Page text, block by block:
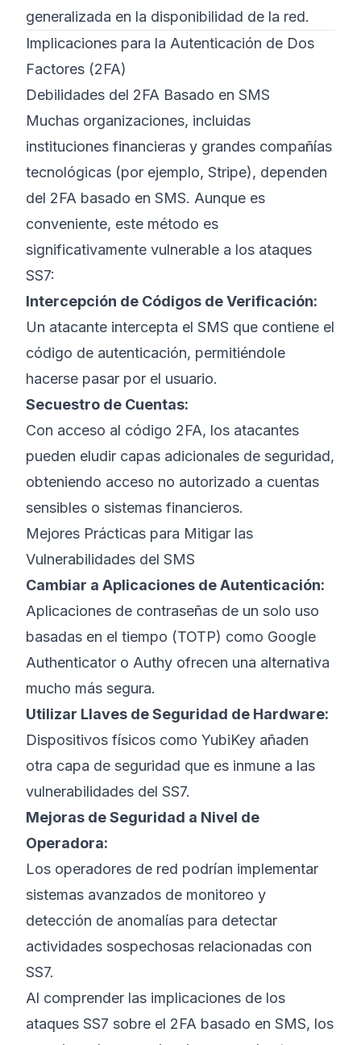
generalizada en la disponibilidad de la red.
Implicaciones para la Autenticación de Dos
Factores (2FA)
Debilidades del 2FA Basado en SMS
Muchas organizaciones, incluidas
instituciones financieras y grandes compañías
tecnológicas (por ejemplo, Stripe), dependen
del 2FA basado en SMS. Aunque es
conveniente, este método es
significativamente vulnerable a los ataques
SS7:
Intercepción de Códigos de Verificación:
Un atacante intercepta el SMS que contiene el
código de autenticación, permitiéndole
hacerse pasar por el usuario.
Secuestro de Cuentas:
Con acceso al código 2FA, los atacantes
pueden eludir capas adicionales de seguridad,
obteniendo acceso no autorizado a cuentas
sensibles o sistemas financieros.
Mejores Prácticas para Mitigar las
Vulnerabilidades del SMS
Cambiar a Aplicaciones de Autenticación:
Aplicaciones de contraseñas de un solo uso
basadas en el tiempo (TOTP) como Google
Authenticator o Authy ofrecen una alternativa
mucho más segura.
Utilizar Llaves de Seguridad de Hardware:
Dispositivos físicos como YubiKey añaden
otra capa de seguridad que es inmune a las
vulnerabilidades del SS7.
Mejoras de Seguridad a Nivel de
Operadora:
Los operadores de red podrían implementar
sistemas avanzados de monitoreo y
detección de anomalías para detectar
actividades sospechosas relacionadas con
SS7.
Al comprender las implicaciones de los
ataques SS7 sobre el 2FA basado en SMS, los